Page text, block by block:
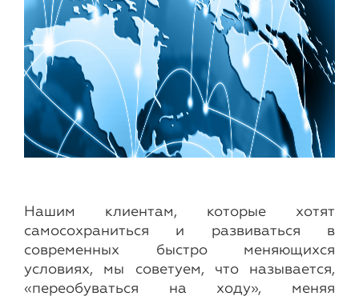
Нашим клиентам, которые хотят
самосохраниться и развиваться в
современных быстро меняющихся
условиях, мы советуем, что называется,
«переобуваться на ходу», меняя